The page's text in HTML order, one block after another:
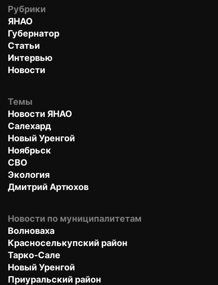
Рубрики
ЯНАО
Губернатор
Статьи
Интервью
Новости
Темы
Новости ЯНАО
Салехард
Новый Уренгой
Ноябрьск
СВО
Экология
Дмитрий Артюхов
Новости по муниципалитетам
Волноваха
Красноселькупский район
Тарко-Сале
Новый Уренгой
Приуральский район